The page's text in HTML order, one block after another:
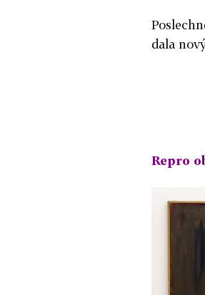
dala
Repro